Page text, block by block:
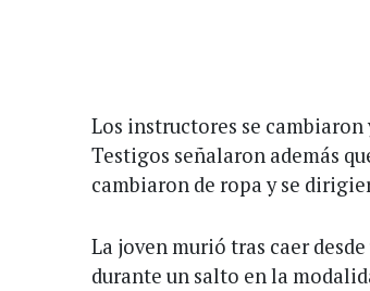
Los instructores se cambiaron
Testigos señalaron además
cambiaron de ropa y se
La joven murió tras caer
durante un salto en la